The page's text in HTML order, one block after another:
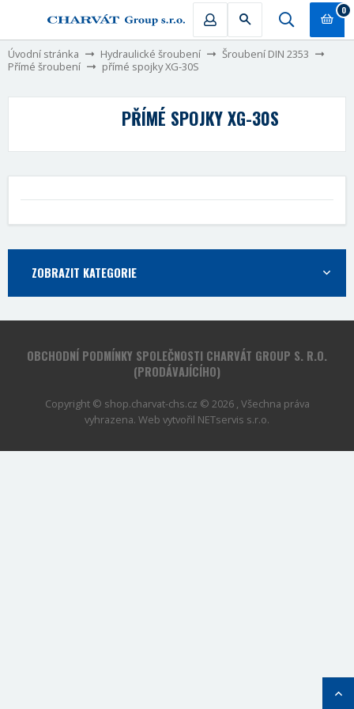
0
Úvodní stránka Hydraulické šroubení
Šroubení DIN 2353
Přímé šroubení
přímé spojky XG-30S
PŘÍMÉ SPOJKY XG-30S
ZOBRAZIT KATEGORIE
OBCHODNÍ PODMÍNKY SPOLEČNOSTI CHARVÁT GROUP S. R.O.
(PRODÁVAJÍCÍHO)
Copyright © shop.charvat-chs.cz © 2026 , Všechna práva
vyhrazena. Web vytvořil NETservis s.r.o.